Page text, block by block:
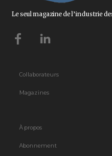
Le seul magazine de l’industrie
Collaborateurs
Magazines
À propos
Abonnement